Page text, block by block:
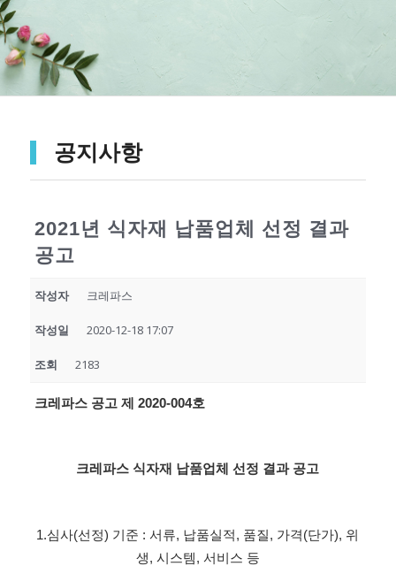
공지사항
2021년 식자재 납품업체 선정 결과
공고
작성자 크레파스
작성일 2020-12-18 17:07
조회 2183
크레파스 공고 제 2020-004호
크레파스 식자재 납품업체 선정 결과 공고
1.심사(선정) 기준 : 서류, 납품실적, 품질, 가격(단가), 위
생, 시스템, 서비스 등